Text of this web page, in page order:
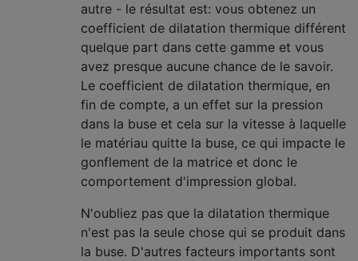
autre - le résultat est: vous obtenez un
coefficient de dilatation thermique différent
quelque part dans cette gamme et vous
avez presque aucune chance de le savoir.
Le coefficient de dilatation thermique, en
fin de compte, a un effet sur la pression
dans la buse et cela sur la vitesse à laquelle
le matériau quitte la buse, ce qui impacte le
gonflement de la matrice et donc le
comportement d'impression global.
N'oubliez pas que la dilatation thermique
n'est pas la seule chose qui se produit dans
la buse. D'autres facteurs importants sont